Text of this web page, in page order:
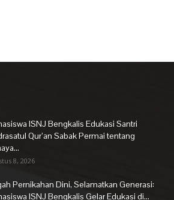
ISNJ Bengkalis Edukasi Santri
Qur’an Sabak Permai tentang
8, 2026
Pernikahan Dini, Selamatkan Generasi:
ISNJ Bengkalis Gelar Edukasi di...